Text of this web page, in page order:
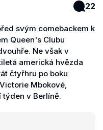
22
svým comebackem k
Queen's Clubu
Ne však v
americká hvězda
čtyřhru po boku
Mbokové,
týden v Berlíně.